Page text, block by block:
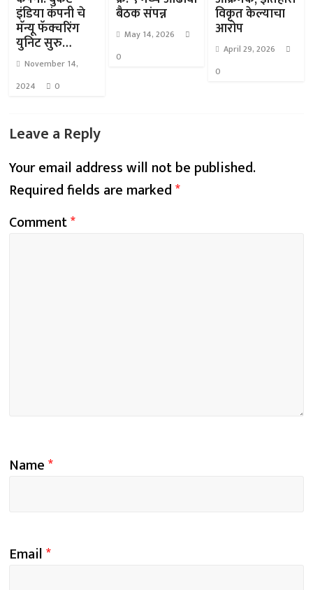
इंडिया कंपनी चे
मॅन्यू फॅक्चरिंग
युनिट सुरु…
November 14,
2024
0
बैठक संपन्न
May 14, 2026
0
विकृत केल्याचा
आरोप
April 29, 2026
0
Leave a Reply
Your email address will not be published.
Required fields are marked*
Comment*
Name*
Email*